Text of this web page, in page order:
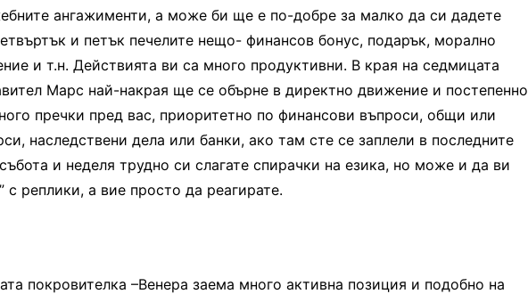
ангажименти, а може би ще е по-добре за малко да си дадете
и петък печелите нещо- финансов бонус, подарък, морално
и т.н. Действията ви са много продуктивни. В края на седмицата
Марс най-накрая ще се обърне в директно движение и постепенно
пречки пред вас, приоритетно по финансови въпроси, общи или
наследствени дела или банки, ако там сте се заплели в последните
и неделя трудно си слагате спирачки на езика, но може и да ви
с реплики, а вие просто да реагирате.
покровителка –Венера заема много активна позиция и подобно на